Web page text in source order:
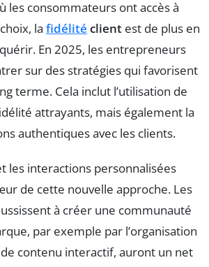
les consommateurs ont accès à
la fidélité client est de plus en
En 2025, les entrepreneurs
sur des stratégies qui favorisent
terme. Cela inclut l’utilisation de
attrayants, mais également la
authentiques avec les clients.
les interactions personnalisées
de cette nouvelle approche. Les
à créer une communauté
par exemple par l’organisation
contenu interactif, auront un net